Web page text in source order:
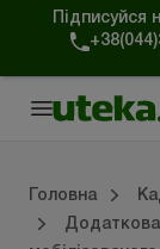
Підписуйся
Головна
Додаткова